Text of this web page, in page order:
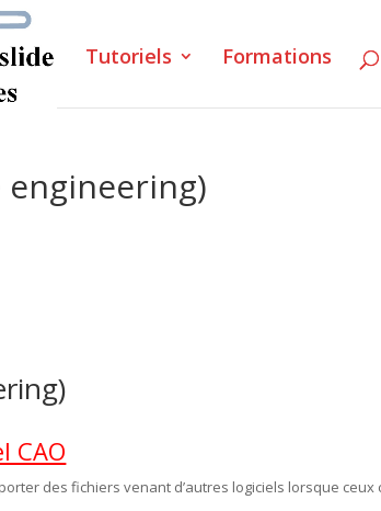
Tutoriels Formations
CAO
des fichiers venant d’autres logiciels lorsque ceux